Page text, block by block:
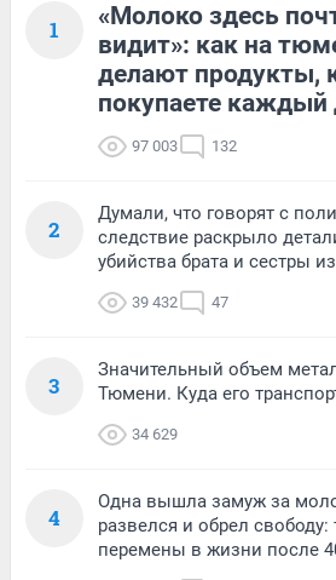
1
«Молоко здесь
видит»: как на
делают продукты,
покупаете каждый
97 003 132
2
Думали, что говорят с
следствие раскрыло
убийства брата и сестры
39 432 47
3
Значительный объем
Тюмени. Куда его
34 629
4
Одна вышла замуж за
развелся и обрел
перемены в жизни после